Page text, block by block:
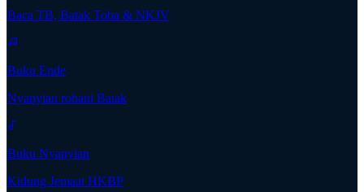
Baca TB, Batak Toba & NKJV
Buku Ende
Nyanyian rohani Batak
Buku Nyanyian
Kidung Jemaat HKBP